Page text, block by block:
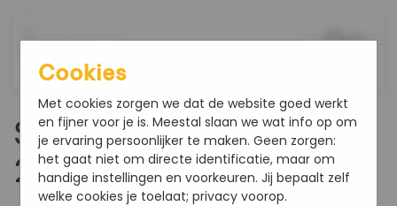
Smultoppers week 41-
2023
Cookies
Met cookies zorgen we dat de website goed werkt
en fijner voor je is. Meestal slaan we wat info op om
je ervaring persoonlijker te maken. Geen zorgen:
het gaat niet om directe identificatie, maar om
handige instellingen en voorkeuren. Jij bepaalt zelf
welke cookies je toelaat; privacy voorop.